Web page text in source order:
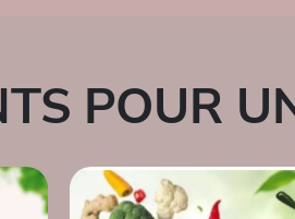
POUR